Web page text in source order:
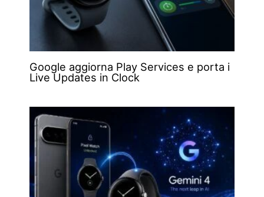
Google aggiorna Play Services e porta i
Live Updates in Clock